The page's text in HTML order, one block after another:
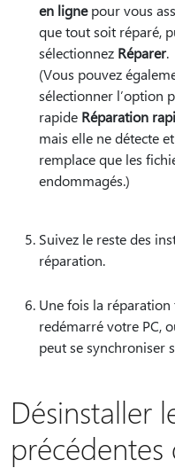
en lignepour vous
que tout soit réparé,
sélectionnez Réparer.
(Vous pouvez
sélectionner l’option
rapide Réparation
mais elle ne détecte
remplace que les
endommagés.)
Suivez le reste des
réparation.
Une fois la
redémarré votre PC,
peut se synchroniser
Désinstaller
précédentes